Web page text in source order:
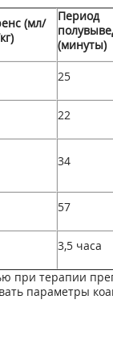
(мл/
Период
(минуты)
25
22
34
57
3,5 часа
при терапии
параметры